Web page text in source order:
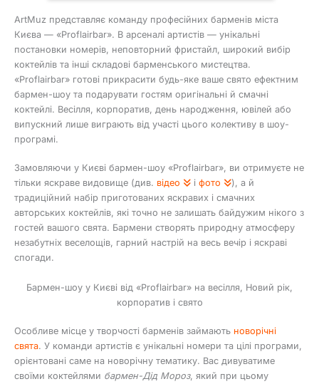
ArtMuz представляє команду професійних барменів міста
Києва — «Proflairbar». В арсеналі артистів — унікальні
постановки номерів, неповторний фристайл, широкий вибір
коктейлів та інші складові барменського мистецтва.
«Proflairbar» готові прикрасити будь-яке ваше свято ефектним
бармен-шоу та подарувати гостям оригінальні й смачні
коктейлі. Весілля, корпоратив, день народження, ювілей або
випускний лише виграють від участі цього колективу в шоу-
програмі.
Замовляючи у Києві бармен-шоу «Proflairbar», ви отримуєте не
тільки яскраве видовище (див. відео і фото
), а й
традиційний набір приготованих яскравих і смачних
авторських коктейлів, які точно не залишать байдужим нікого з
гостей вашого свята. Бармени створять природну атмосферу
незабутніх веселощів, гарний настрій на весь вечір і яскраві
спогади.
Бармен-шоу у Києві від «Proflairbar» на весілля, Новий рік,
корпоратив і свято
Особливе місце у творчості барменів займають новорічні
свята. У команди артистів є унікальні номери та цілі програми,
орієнтовані саме на новорічну тематику. Вас дивуватиме
своїми коктейлями бармен-Дід Мороз, який при цьому